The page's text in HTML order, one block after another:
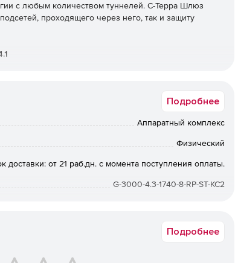
с любым количеством туннелей. С-Терра Шлюз
проходящего через него, так и защиту
трафика по протоколам IPsec ESP и/или IPsec
stateful-фильтрацию трафика.
Подробнее
Аппаратный комплекс
Физический
доставки: от 21 раб.дн. с момента поступления оплаты.
G-3000-4.3-1740-8-RP-ST-KC2
Подробнее